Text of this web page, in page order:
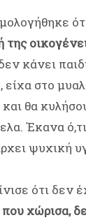
της
κάνει
στο
και θα
Έκανα
ψυχική
ότι δεν
χώρισα,